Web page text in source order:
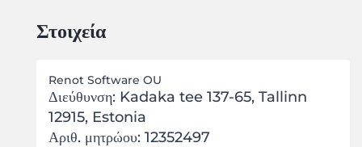
Στοιχεία
Renot Software OU
Διεύθυνση: Kadaka tee 137-65, Tallinn
12915, Estonia
Αριθ. μητρώου: 12352497